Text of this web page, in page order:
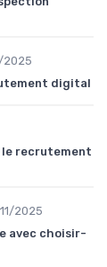
2025
digital
le recrutement
2025
avec choisir-